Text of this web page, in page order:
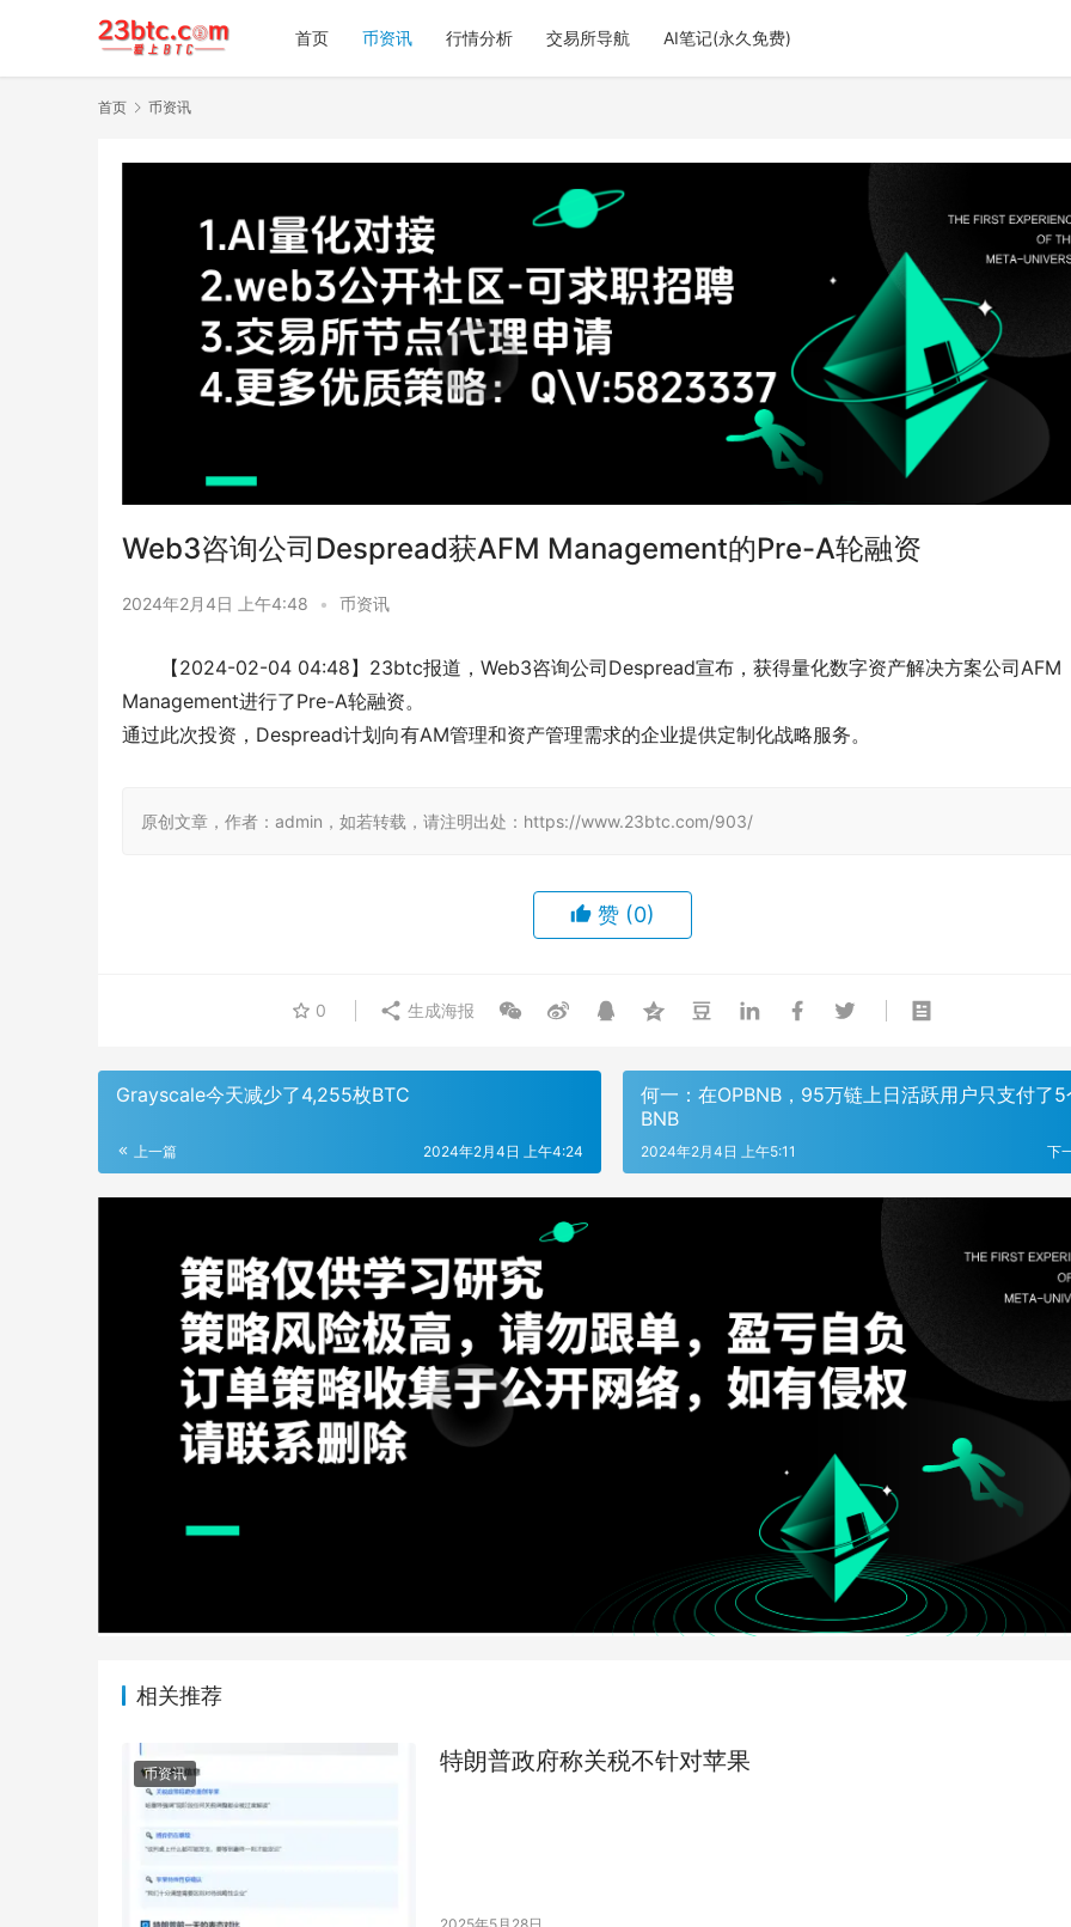
首页 币资讯 行情分析 交易所导航 AI笔记(永久免费)
首页 币资讯
Web3咨询公司Despread获AFM Management的Pre-A轮融资
2024年2月4日 上午4:48 • 币资讯
【2024-02-04 04:48】23btc报道，Web3咨询公司Despread宣布，获得量化数字资产解决方案公司AFM
Management进行了Pre-A轮融资。
通过此次投资，Despread计划向有AM管理和资产管理需求的企业提供定制化战略服务。
原创文章，作者：admin，如若转载，请注明出处：https://www.23btc.com/903/
赞 (0)
0 生成海报
Grayscale今天减少了4,255枚BTC
上一篇 2024年2月4日 上午4:24
何一：在OPBNB，95万链上日活跃用户只支付了5
BNB
下
2024年2月4日 上午5:11
相关推荐
币资讯 特朗普政府称关税不针对苹果